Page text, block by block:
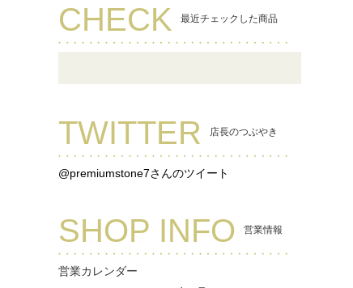
CHECK 最近チェックした商品
TWITTER 店長のつぶやき
@premiumstone7さんのツイート
SHOP INFO 営業情報
営業カレンダー